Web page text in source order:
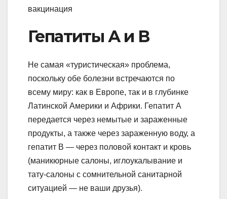
вакцинация
Гепатиты А и В
Не самая «туристическая» проблема,
поскольку обе болезни встречаются по
всему миру: как в Европе, так и в глубинке
Латинской Америки и Африки. Гепатит А
передается через немытые и зараженные
продукты, а также через зараженную воду, а
гепатит В — через половой контакт и кровь
(маникюрные салоны, иглоукалывание и
тату-салоны с сомнительной санитарной
ситуацией — не ваши друзья).